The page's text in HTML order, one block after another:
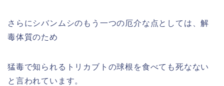
さらにシバンムシのもう一つの厄介な点としては、解
毒体質のため
猛毒で知られるトリカブトの球根を食べても死なない
と言われています。